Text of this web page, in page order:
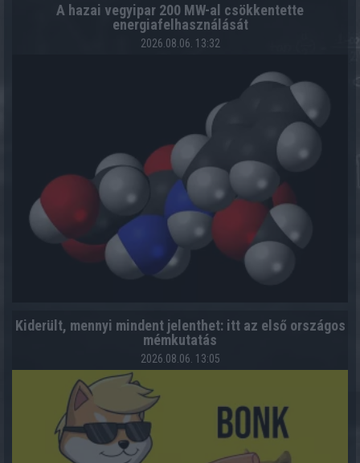
A hazai vegyipar 200 MW-al csökkentette
energiafelhasználását
2026.08.06. 13:32
Kiderült, mennyi mindent jelenthet: itt az első országos
mémkutatás
2026.08.06. 13:05